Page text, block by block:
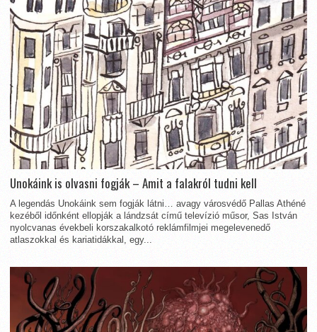
Unokáink is olvasni fogják – Amit a falakról tudni kell
A legendás Unokáink sem fogják látni… avagy városvédő Pallas Athéné
kezéből időnként ellopják a lándzsát című televízió műsor, Sas István
nyolcvanas évekbeli korszakalkotó reklámfilmjei megelevenedő
atlaszokkal és kariatidákkal, egy...